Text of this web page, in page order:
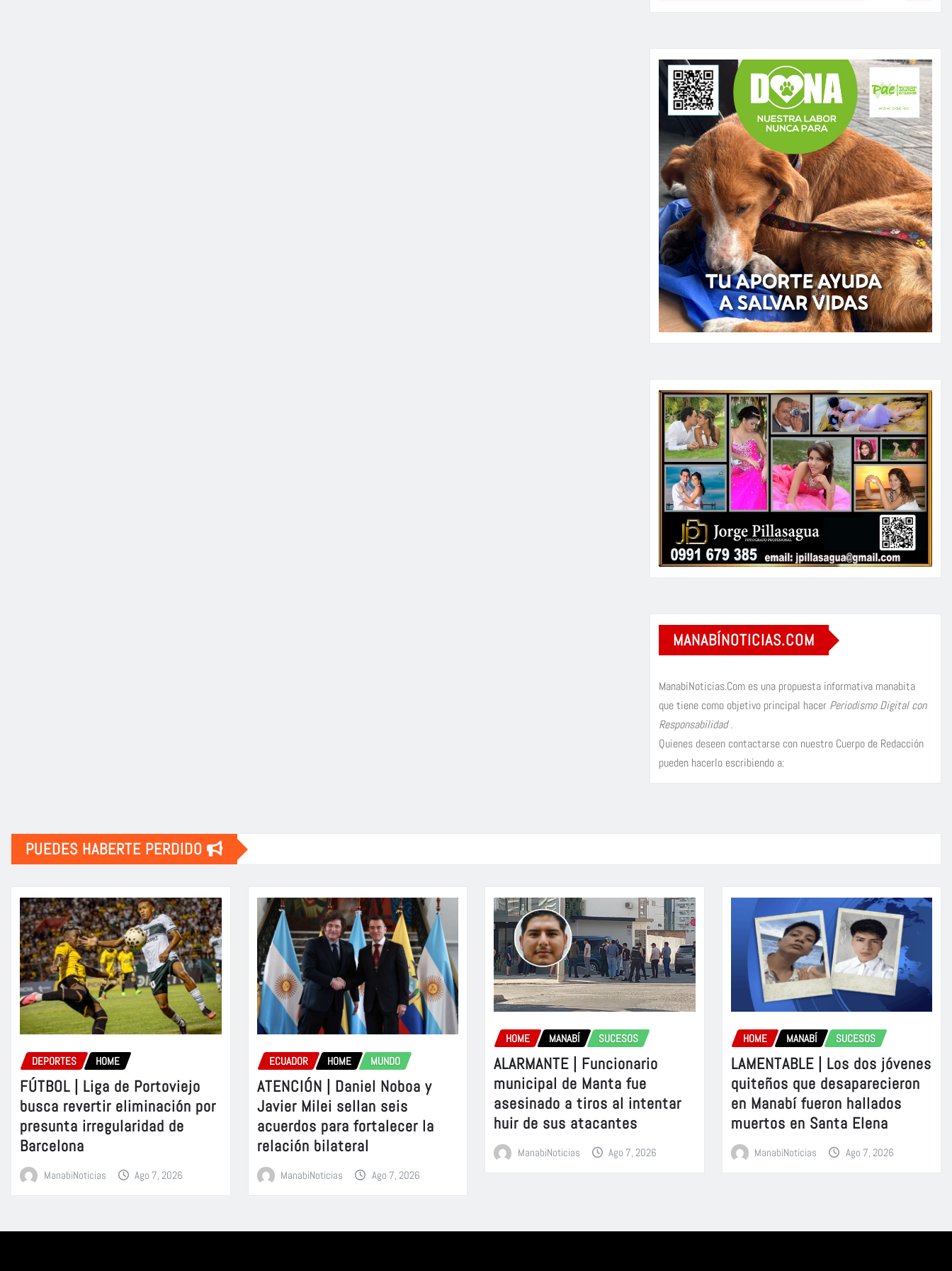
MANABÍNOTICIAS.COM
ManabíNoticias.Com es una propuesta informativa manabita
que tiene como objetivo principal hacer Periodismo Digital con
Responsabilidad.
Quienes deseen contactarse con nuestro Cuerpo de Redacción
pueden hacerlo escribiendo a:
PUEDES HABERTE PERDIDO
DEPORTES HOME
FÚTBOL | Liga de Portoviejo
busca revertir eliminación por
presunta irregularidad de
Barcelona
ManabiNoticias Ago 7, 2026
ECUADOR HOME MUNDO
ATENCIÓN | Daniel Noboa y
Javier Milei sellan seis
acuerdos para fortalecer la
relación bilateral
ManabiNoticias Ago 7, 2026
HOME MANABÍ SUCESOS
ALARMANTE | Funcionario
municipal de Manta fue
asesinado a tiros al intentar
huir de sus atacantes
ManabiNoticias Ago 7, 2026
HOME MANABÍ SUCESOS
LAMENTABLE | Los dos jóvenes
quiteños que desaparecieron
en Manabí fueron hallados
muertos en Santa Elena
ManabiNoticias Ago 7, 2026